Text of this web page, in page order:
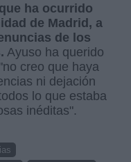
ha ocurrido
de Madrid, a
de los
Ayuso ha querido
creo que haya
ni dejación
lo que estaba
inéditas".